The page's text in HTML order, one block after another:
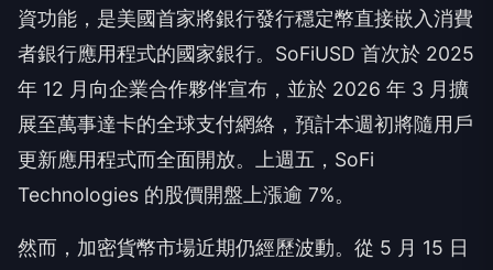
資功能，是美國首家將銀行發行穩定幣直接嵌入消費
者銀行應用程式的國家銀行。SoFiUSD 首次於 2025
年 12 月向企業合作夥伴宣布，並於 2026 年 3 月擴
展至萬事達卡的全球支付網絡，預計本週初將隨用戶
更新應用程式而全面開放。上週五，SoFi
Technologies 的股價開盤上漲逾 7%。
然而，加密貨幣市場近期仍經歷波動。從 5 月 15 日